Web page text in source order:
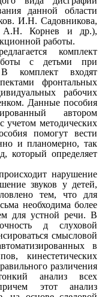
данной области
И.Н. Садовникова,
А.Н. Корнев и др.),
работы.
комплект
с детьми при
комплект входят
фронтальных
рабочих
Данные пособия
автором
учетом методических
помогут вести
и планомерно, так
который определяет
нарушение
звуков у детей,
тем, что для
необходима более
для устной речи. В
д слуховой
смысловой
в
кинестетических
различения
анализ всех
этот анализ